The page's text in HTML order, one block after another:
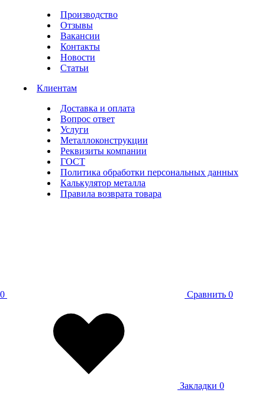
Производство
Отзывы
Вакансии
Контакты
Новости
Статьи
Клиентам
Доставка и оплата
Вопрос ответ
Услуги
Металлоконструкции
Реквизиты компании
ГОСТ
Политика обработки персональных данных
Калькулятор металла
Правила возврата товара
0 Сравнить 0
Закладки 0